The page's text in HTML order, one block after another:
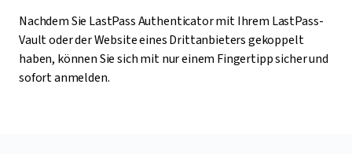
Nachdem Sie LastPass Authenticator mit Ihrem LastPass-
Vault oder der Website eines Drittanbieters gekoppelt
haben, können Sie sich mit nur einem Fingertipp sicher und
sofort anmelden.